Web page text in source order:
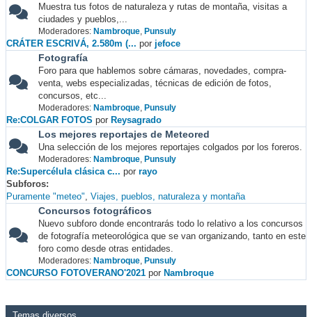
Muestra tus fotos de naturaleza y rutas de montaña, visitas a
ciudades y pueblos,...
Moderadores: Nambroque, Punsuly
CRÁTER ESCRIVÁ, 2.580m (... por jefoce
Fotografía
Foro para que hablemos sobre cámaras, novedades, compra-
venta, webs especializadas, técnicas de edición de fotos,
concursos, etc...
Moderadores: Nambroque, Punsuly
Re:COLGAR FOTOS por Reysagrado
Los mejores reportajes de Meteored
Una selección de los mejores reportajes colgados por los foreros.
Moderadores: Nambroque, Punsuly
Re:Supercélula clásica c... por rayo
Subforos
Puramente "meteo" Viajes, pueblos, naturaleza y montaña
Concursos fotográficos
Nuevo subforo donde encontrarás todo lo relativo a los concursos
de fotografía meteorológica que se van organizando, tanto en este
foro como desde otras entidades.
Moderadores: Nambroque, Punsuly
CONCURSO FOTOVERANO'2021 por Nambroque